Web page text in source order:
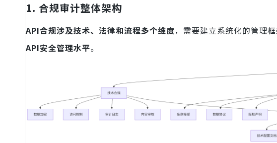
1. 合规审计整体架构
API合规涉及技术、法律和流程多个维度，需要建立系统化的管理框
API安全管理水平。